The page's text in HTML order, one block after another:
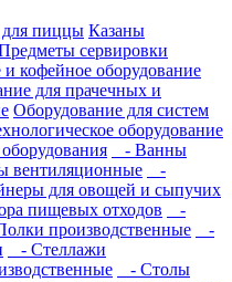
для пиццы Казаны
сервировки
и кофейное оборудование
для прачечных и
Оборудование для систем
оборудование
- Ванны
вентиляционные
-
для овощей и сыпучих
пищевых отходов
-
производственные
-
- Стеллажи
- Столы